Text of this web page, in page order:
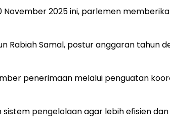
2025 ini, parlemen
Rabiah Samal, postur anggaran tahun
penerimaan melalui penguatan
pengelolaan agar lebih efisien